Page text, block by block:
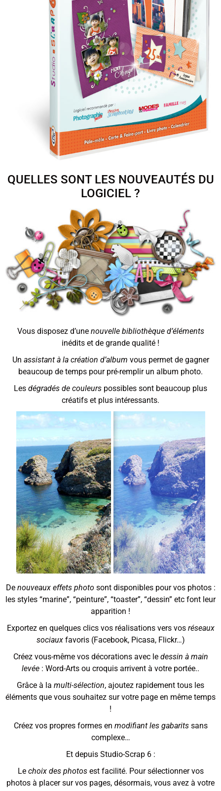
QUELLES SONT LES NOUVEAUTÉS DU
LOGICIEL ?
Vous disposez d’une nouvelle bibliothèque d’éléments
inédits et de grande qualité !
Un assistant à la création d’album vous permet de gagner
beaucoup de temps pour pré-remplir un album photo.
Les dégradés de couleurs possibles sont beaucoup plus
créatifs et plus intéressants.
De nouveaux effets photo sont disponibles pour vos photos :
les styles “marine”, “peinture”, “toaster”, “dessin” etc font leur
apparition !
Exportez en quelques clics vos réalisations vers vos réseaux
sociauxfavoris (Facebook, Picasa, Flickr…)
Créez vous-même vos décorations avec le dessin à main
levée : Word-Arts ou croquis arrivent à votre portée..
Grâce à la multi-sélection, ajoutez rapidement tous les
éléments que vous souhaitez sur votre page en même temps
!
Créez vos propres formes en modifiant les gabaritssans
complexe…
Et depuis Studio-Scrap 6 :
Lechoix des photosest facilité. Pour sélectionner vos
photos à placer sur vos pages, désormais, vous avez à votre